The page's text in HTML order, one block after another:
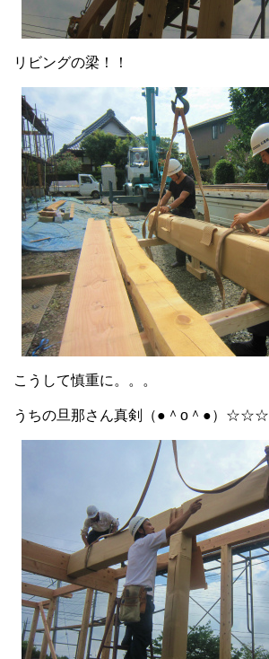
リビングの梁！！
こうして慎重に。。。
うちの旦那さん真剣（●＾o＾●）☆☆☆